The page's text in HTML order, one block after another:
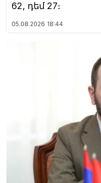
62, դեմ 27։
05.08.2026 18:44